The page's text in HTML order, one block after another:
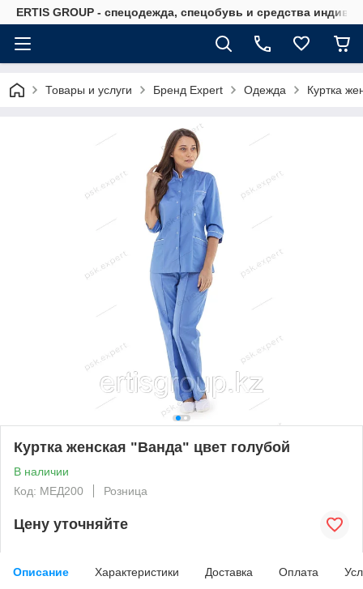
ERTIS GROUP - спецодежда, спецобувь и средства
Товары и услуги Бренд Expert Одежда Куртка
Куртка женская "Ванда" цвет голубой
В наличии
Код: МЕД200
Розница
Цену уточняйте
Описание Характеристики Доставка Оплата